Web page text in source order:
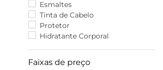
Esmaltes
Tinta de Cabelo
Protetor
Hidratante Corporal
Faixas de preço